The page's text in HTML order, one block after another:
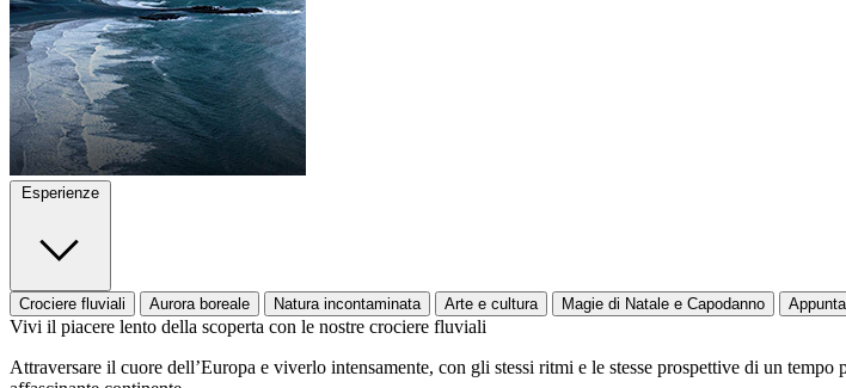
Esperienze
Crociere fluviali Aurora boreale Natura incontaminata Arte e cultura Magie di Natale e Capodanno
Vivi il piacere lento della scoperta con le nostre crociere fluviali
Attraversare il cuore dell’Europa e viverlo intensamente, con gli stessi ritmi e le stesse prospettive di un